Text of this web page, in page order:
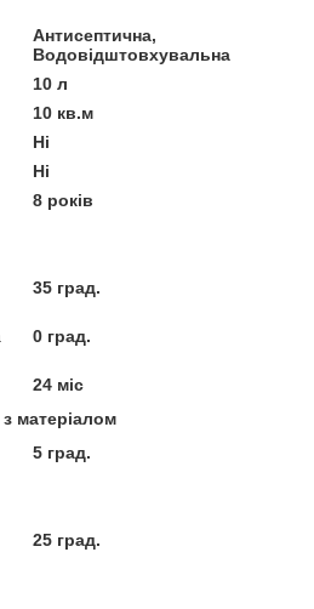
Антисептична,
Водовідштовхувальна
10 л
10 кв.м
Ні
Ні
8 років
35 град.
0 град.
24 міс
матеріалом
5 град.
25 град.